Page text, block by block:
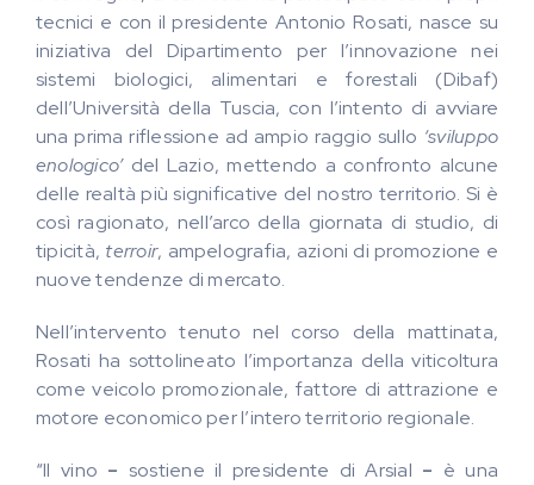
tecnici e con il presidente Antonio Rosati, nasce su
iniziativa del Dipartimento per l’innovazione nei
sistemi biologici, alimentari e forestali (Dibaf)
dell’Università della Tuscia, con l’intento di avviare
una prima riflessione ad ampio raggio sullo ‘sviluppo
enologico’del Lazio, mettendo a confronto alcune
delle realtà più significative del nostro territorio. Si è
così ragionato, nell’arco della giornata di studio, di
tipicità, terroir, ampelografia, azioni di promozione e
nuove tendenze di mercato.
Nell’intervento tenuto nel corso della mattinata,
Rosati ha sottolineato l’importanza della viticoltura
come veicolo promozionale, fattore di attrazione e
motore economico per l’intero territorio regionale.
“Il vino – sostiene il presidente di Arsial – è una